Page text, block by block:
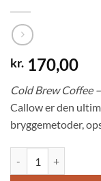
kr. 170,00
Cold Brew Coffee
Callow er den
bryggemetoder,